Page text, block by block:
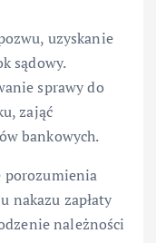
uzyskanie
sądowy.
sprawy do
zająć
bankowych.
porozumienia
nakazu zapłaty
należności